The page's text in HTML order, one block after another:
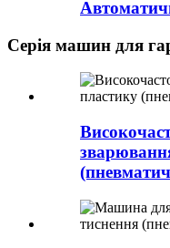
Серія машин для